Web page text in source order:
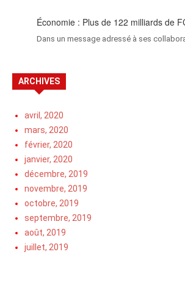
Économie : Plus de 122 milliards de
Dans un message adressé à ses
ARCHIVES
avril, 2020
mars, 2020
février, 2020
janvier, 2020
décembre, 2019
novembre, 2019
octobre, 2019
septembre, 2019
août, 2019
juillet, 2019